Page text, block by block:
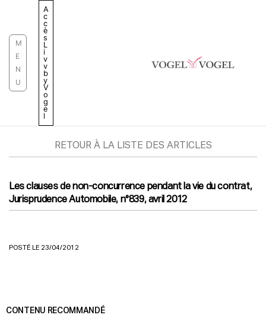
M
E
N
U
A
c
c
è
s
L
i
v
v
b
y
V
o
g
e
l
RETOUR À LA LISTE DES ARTICLES
Les clauses de non-concurrence pendant la vie du contrat,
Jurisprudence Automobile, n°839, avril 2012
POSTÉ LE 23/04/2012
CONTENU RECOMMANDÉ